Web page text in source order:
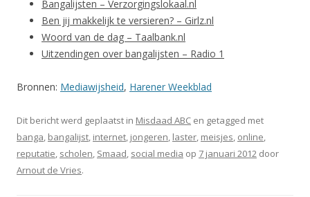
Bangalijsten – Verzorgingslokaal.nl
Ben jij makkelijk te versieren? – Girlz.nl
Woord van de dag – Taalbank.nl
Uitzendingen over bangalijsten – Radio 1
Bronnen: Mediawijsheid, Harener Weekblad
Dit bericht werd geplaatst in Misdaad ABC en getagged met
banga, bangalijst, internet, jongeren, laster, meisjes, online,
reputatie, scholen, Smaad, social media op 7 januari 2012 door
Arnout de Vries.